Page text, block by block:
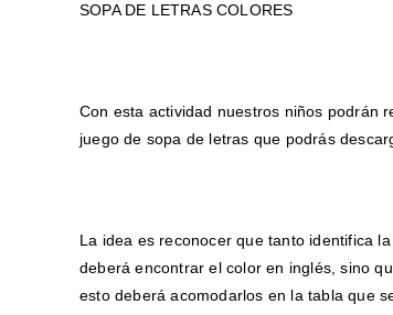
SOPA DE LETRAS COLORES
Con esta actividad nuestros niños podrán
juego de sopa de letras que podrás
La idea es reconocer que tanto identifica
deberá encontrar el color en inglés, sino
esto deberá acomodarlos en la tabla que